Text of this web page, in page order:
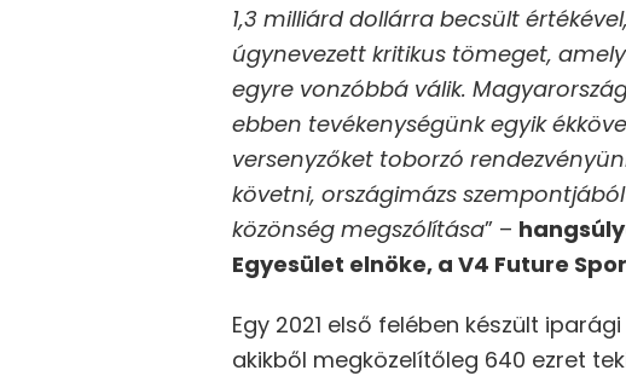
1,3 milliárd dollárra becsült
úgynevezett kritikus tömeget,
egyre vonzóbbá válik.
ebben tevékenységünk egyik
versenyzőket toborzó
követni, országimázs
közönség megszólítása” –
Egyesület elnöke, a V4 Future
Egy 2021 első felében készült
akikből megközelítőleg 640 ezret